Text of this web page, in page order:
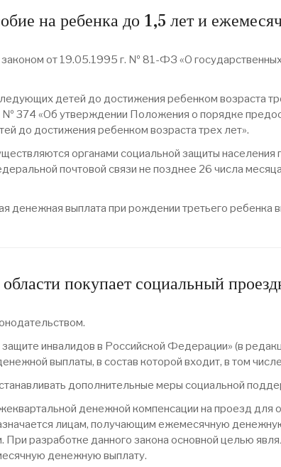
на ребенка до 1,5 лет и
от 19.05.1995 г. № 81-ФЗ «О
детей до достижения ребенком возраста
374 «Об утверждении Положения о порядке
до достижения ребенком возраста трех лет».
органами социальной защиты населения
почтовой связи не позднее 26 числа
выплата при рождении третьего ребенка
покупает социальный
инвалидов в Российской Федерации» (в
выплаты, в состав которой входит, в том
дополнительные меры социальной
денежной компенсации на проезд для
лицам, получающим ежемесячную
разработке данного закона основной целью
денежную выплату.